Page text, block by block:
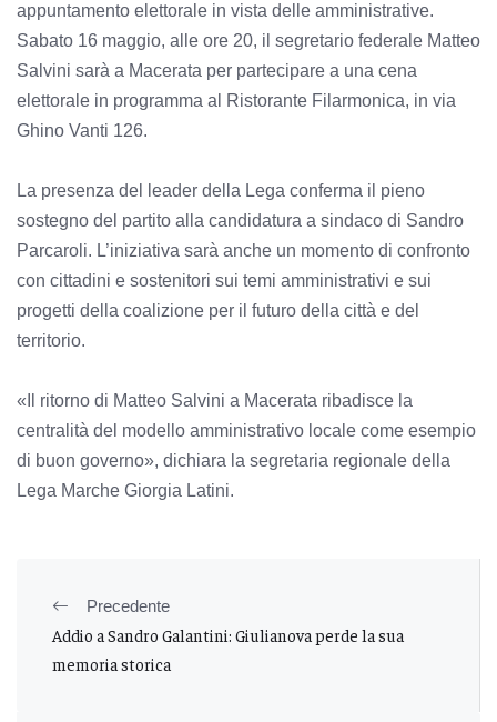
appuntamento elettorale in vista delle amministrative.
Sabato 16 maggio, alle ore 20, il segretario federale Matteo
Salvini sarà a Macerata per partecipare a una cena
elettorale in programma al Ristorante Filarmonica, in via
Ghino Vanti 126.
La presenza del leader della Lega conferma il pieno
sostegno del partito alla candidatura a sindaco di Sandro
Parcaroli. L’iniziativa sarà anche un momento di confronto
con cittadini e sostenitori sui temi amministrativi e sui
progetti della coalizione per il futuro della città e del
territorio.
«Il ritorno di Matteo Salvini a Macerata ribadisce la
centralità del modello amministrativo locale come esempio
di buon governo», dichiara la segretaria regionale della
Lega Marche Giorgia Latini.
Precedente
Addio a Sandro Galantini: Giulianova perde la sua
memoria storica